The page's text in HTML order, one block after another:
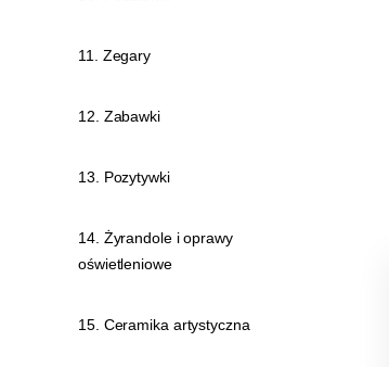
11. Zegary
12. Zabawki
13. Pozytywki
14. Żyrandole i oprawy
oświetleniowe
15. Ceramika artystyczna